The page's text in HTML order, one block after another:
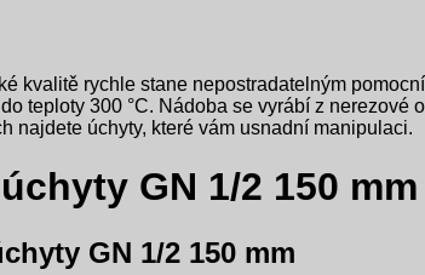
kvalitě rychle stane nepostradatelným
teploty 300 °C. Nádoba se vyrábí z nerezové
najdete úchyty, které vám usnadní manipulaci.
GN 1/2 150 mm
GN 1/2 150 mm